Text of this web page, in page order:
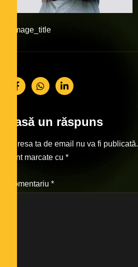
#image_title
Lasă un răspuns
Adresa ta de email nu va fi publicată.
sunt marcate cu *
Comentariu *